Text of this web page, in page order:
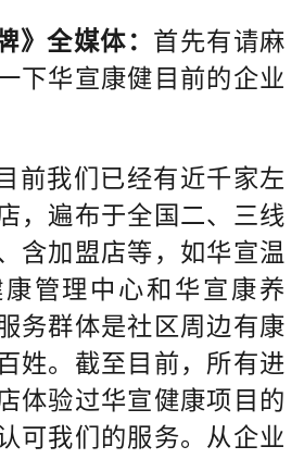
》全媒体： 首先有请麻
下华宣康健目前的企业
目前我们已经有近千家左
，遍布于全国二、三线
含加盟店等，如华宣温
管理中心和华宣康养
务群体是社区周边有康
姓。截至目前，所有进
体验过华宣健康项目的
可我们的服务。从企业